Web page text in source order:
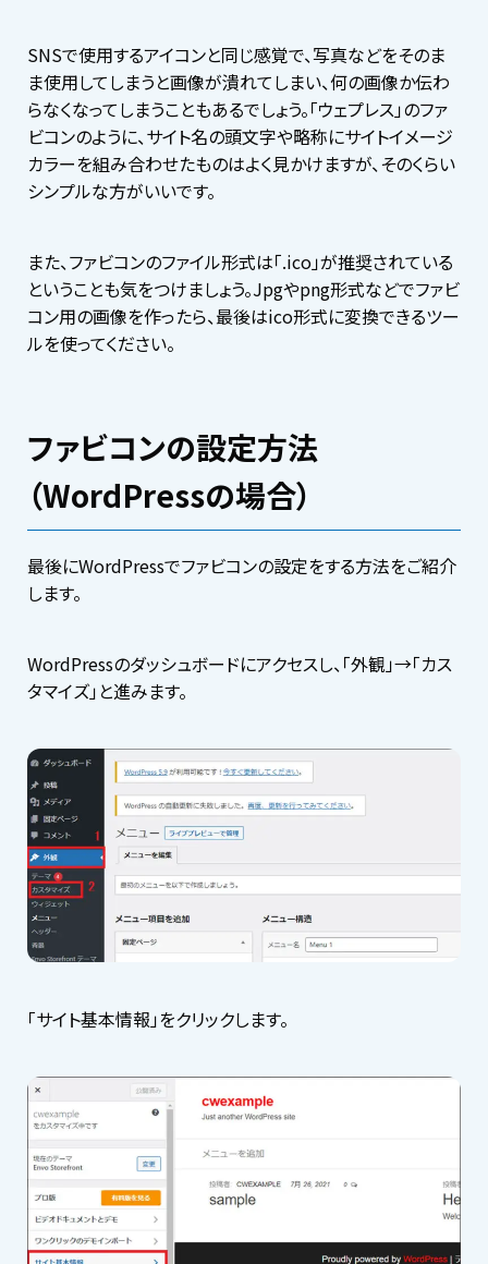
SNSで使用するアイコンと同じ感覚で、写真などをそのま
ま使用してしまうと画像が潰れてしまい、何の画像か伝わ
らなくなってしまうこともあるでしょう。「ウェプレス」のファ
ビコンのように、サイト名の頭文字や略称にサイトイメージ
カラーを組み合わせたものはよく見かけますが、そのくらい
シンプルな方がいいです。
また、ファビコンのファイル形式は「.ico」が推奨されている
ということも気をつけましょう。Jpgやpng形式などでファビ
コン用の画像を作ったら、最後はico形式に変換できるツー
ルを使ってください。
ファビコンの設定方法
（WordPressの場合）
最後にWordPressでファビコンの設定をする方法をご紹介
します。
WordPressのダッシュボードにアクセスし、「外観」→「カス
タマイズ」と進みます。
「サイト基本情報」をクリックします。